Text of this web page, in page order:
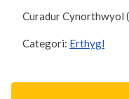
Curadur Cynorthwyol
Categori: Erthygl